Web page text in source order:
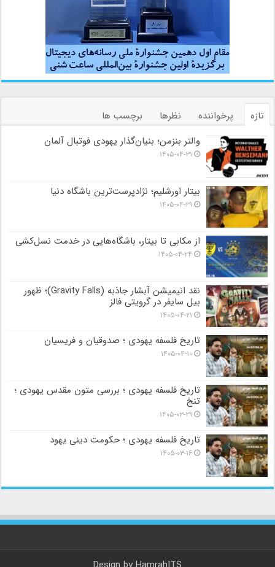
تازه پرخواننده نظرها
برچسب ها
والتر بنزمن؛ بنیان‌گذار یهودی فوتبال آلمان
۱۴۰۵-۰۴-۳۱
بیتار اورشلیم؛ نژادپرست‌ترین باشگاه دنیا
۱۴۰۵-۰۴-۲۹
از مکابی تا بیتار، باشگاه‌هایی در خدمت نسل‌کشی
۱۴۰۵-۰۴-۲۴
نقد انیمیشن آبشار جاذبه (Gravity Falls)؛ ظهور
بیل سایفر در گرویتی فالز
۱۴۰۵-۰۴-۲۱
تاریخ فلسفه یهودی ؛ صدوقیان و فریسیان
۱۴۰۵-۰۴-۱۰
تاریخ فلسفه یهودی ؛ بررسی متون مقدس یهودی ؛
تنخ
۱۴۰۵-۰۳-۲۹
تاریخ فلسفه یهودی ؛ حکومت دینی یهود
۱۴۰۵-۰۳-۱۶